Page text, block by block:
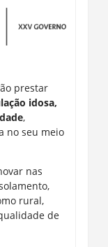
prestar
idosa,
,
no seu meio
nas
rural,
de